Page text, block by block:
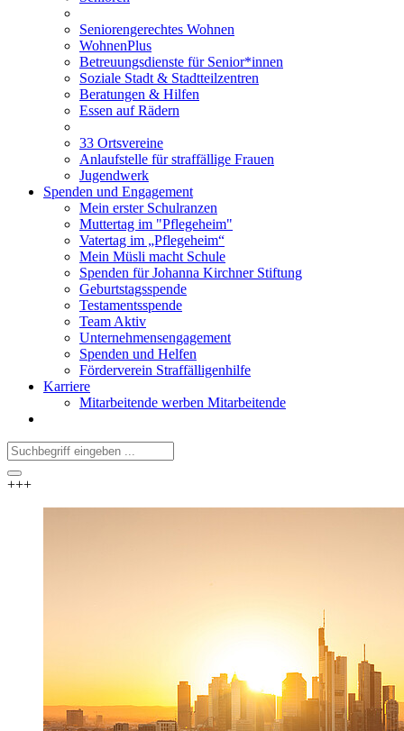
Seniorengerechtes Wohnen
WohnenPlus
Betreuungsdienste für Senior*innen
Soziale Stadt & Stadtteilzentren
Beratungen & Hilfen
Essen auf Rädern
33 Ortsvereine
Anlaufstelle für straffällige Frauen
Jugendwerk
Spenden und Engagement
Mein erster Schulranzen
Muttertag im "Pflegeheim"
Vatertag im „Pflegeheim“
Mein Müsli macht Schule
Spenden für Johanna Kirchner Stiftung
Geburtstagsspende
Testamentsspende
Team Aktiv
Unternehmensengagement
Spenden und Helfen
Förderverein Straffälligenhilfe
Karriere
Mitarbeitende werben Mitarbeitende
+++